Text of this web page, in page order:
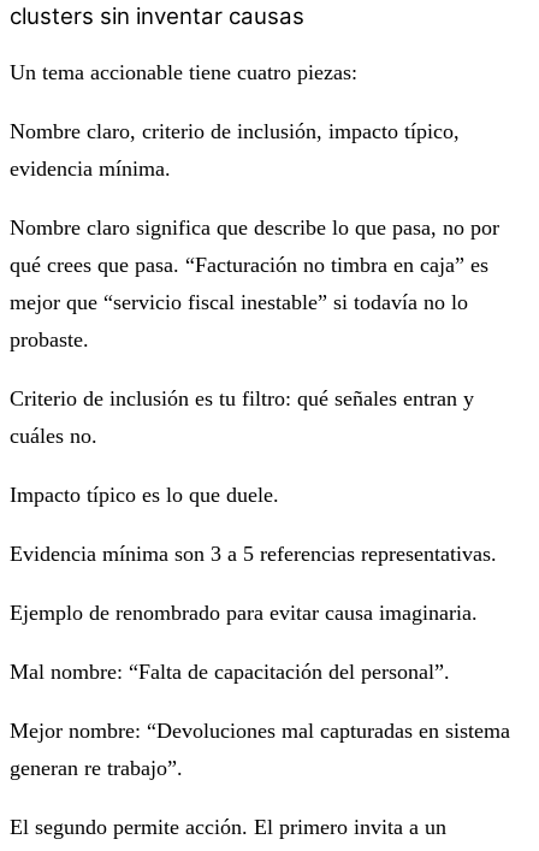
clusters sin inventar causas
Un tema accionable tiene cuatro piezas:
Nombre claro, criterio de inclusión, impacto típico,
evidencia mínima.
Nombre claro significa que describe lo que pasa, no por
qué crees que pasa. “Facturación no timbra en caja” es
mejor que “servicio fiscal inestable” si todavía no lo
probaste.
Criterio de inclusión es tu filtro: qué señales entran y
cuáles no.
Impacto típico es lo que duele.
Evidencia mínima son 3 a 5 referencias representativas.
Ejemplo de renombrado para evitar causa imaginaria.
Mal nombre: “Falta de capacitación del personal”.
Mejor nombre: “Devoluciones mal capturadas en sistema
generan re trabajo”.
El segundo permite acción. El primero invita a un